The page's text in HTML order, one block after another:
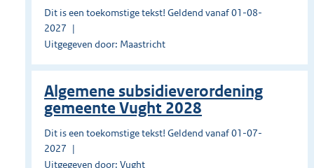
Dit is een toekomstige tekst! Geldend vanaf 01-08-
2027
Uitgegeven door: Maastricht
Algemene subsidieverordening
gemeente Vught 2028
Dit is een toekomstige tekst! Geldend vanaf 01-07-
2027
Uitgegeven door: Vught